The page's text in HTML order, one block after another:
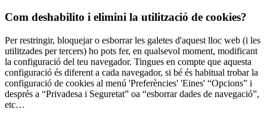
Com deshabilito i elimini la utilització de cookies?
Per restringir, bloquejar o esborrar les galetes d'aquest lloc web (i les
utilitzades per tercers) ho pots fer, en qualsevol moment, modificant
la configuració del teu navegador. Tingues en compte que aquesta
configuració és diferent a cada navegador, si bé és habitual trobar la
configuració de cookies al menú 'Preferències' 'Eines' “Opcions” i
després a “Privadesa i Seguretat” oa “esborrar dades de navegació”,
etc…